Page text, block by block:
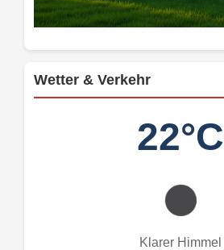
Wetter & Verkehr
22°C
Klarer Himmel